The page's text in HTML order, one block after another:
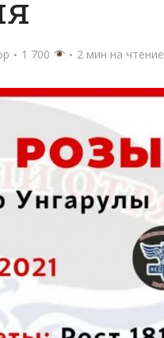
1 700 2 мин на чтение